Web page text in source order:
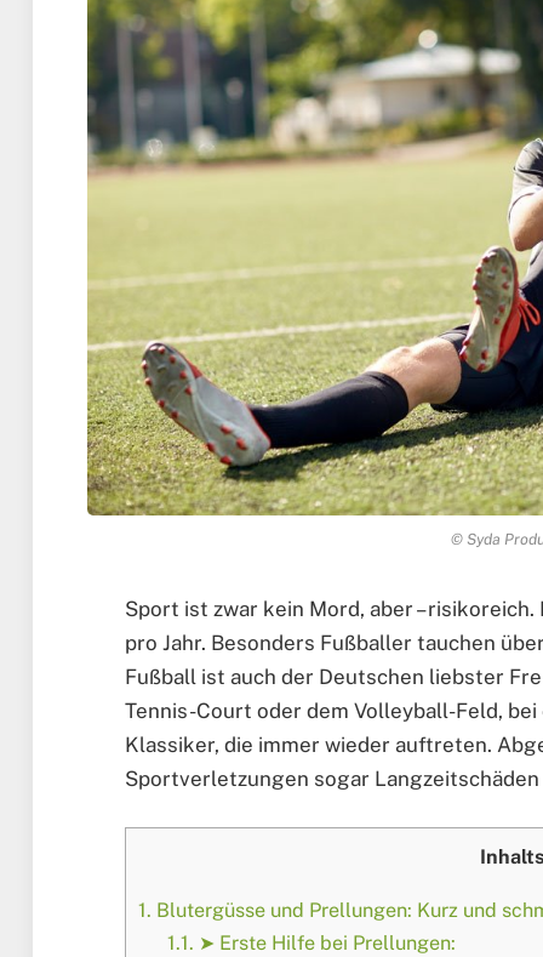
© Syda
Sport ist zwar kein Mord, aber –
pro Jahr. Besonders Fußballer tauchen
Fußball ist auch der Deutschen liebster
Tennis-Court oder dem Volleyball-Feld,
Klassiker, die immer wieder auftreten.
Sportverletzungen sogar
1. Blutergüsse und Prellungen: Kurz und
1.1. ➤ Erste Hilfe bei Prellungen: